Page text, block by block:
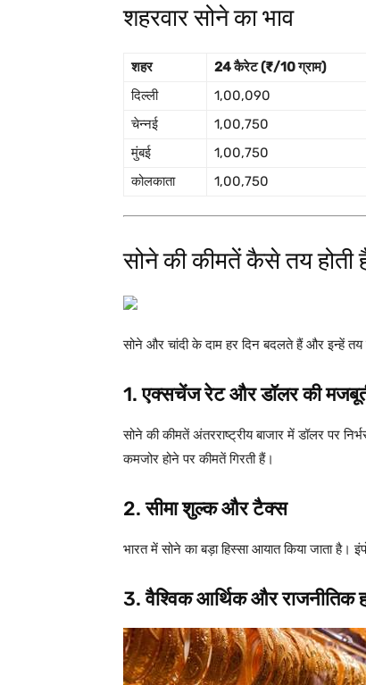
शहरवार सोने का भाव
शहर 24 कैरेट (₹/10 ग्राम)
दिल्ली
1,00,090
चेन्नई
1,00,750
मुंबई
1,00,750
कोलकाता
1,00,750
सोने की कीमतें कैसे तय होती
सोने और चांदी के दाम हर दिन बदलते हैं और इन्हें
1.एक्सचेंज रेट और डॉलर की
सोने की कीमतें अंतरराष्ट्रीय बाजार में डॉलर पर
कमजोर होने पर कीमतें गिरती हैं।
2.सीमा शुल्क और टैक्स
भारत में सोने का बड़ा हिस्सा आयात किया जाता
3.वैश्विक आर्थिक और राजनीतिक